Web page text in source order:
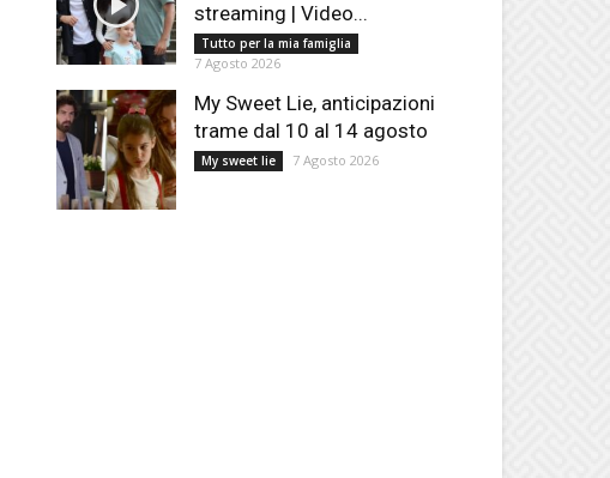
streaming | Video...
Tutto per la mia famiglia
7 Agosto 2026
My Sweet Lie, anticipazioni
trame dal 10 al 14 agosto
My sweet lie 7 Agosto 2026